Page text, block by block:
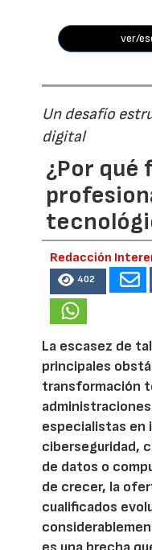
ver/
Un desafío
digital
¿Por qué
Redacción
402
La escasez de
principales
transformación
especialistas en
ciberseguridad,
de datos o
de crecer, la
cualificados